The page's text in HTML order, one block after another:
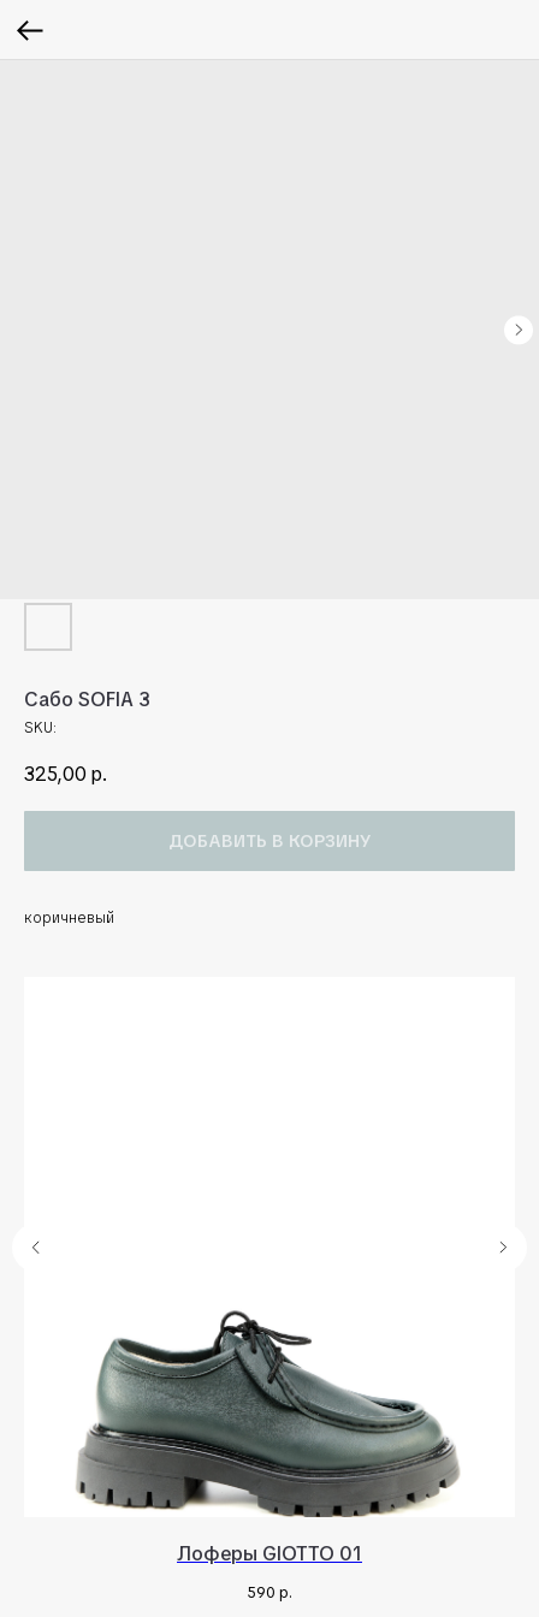
Сабо SOFIA 3
SKU:
325,00 р.
ДОБАВИТЬ В КОРЗИНУ
коричневый
Лоферы GIOTTO 01
590 р.